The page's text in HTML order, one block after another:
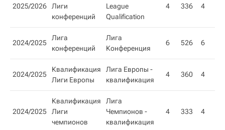
2025/2026
Лиги
конференций
League
Qualification
4 336 4
2024/2025
Лига
конференций
Лига
Конференция
6 526 6
2024/2025
Квалификация
Лиги Европы
Лига Европы -
квалификация
4 360 4
2024/2025
Квалификация
Лиги
чемпионов
Лига
Чемпионов -
квалификация
4 333 4